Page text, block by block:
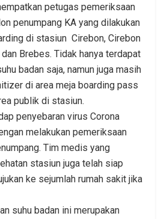
petugas pemeriksaan
penumpang KA yang dilakukan
di stasiun Cirebon, Cirebon
Brebes. Tidak hanya terdapat
badan saja, namun juga masih
di area meja boarding pass
publik di stasiun.
penyebaran virus Corona
melakukan pemeriksaan
Tim medis yang
stasiun juga telah siap
ke sejumlah rumah sakit jika
suhu badan ini merupakan